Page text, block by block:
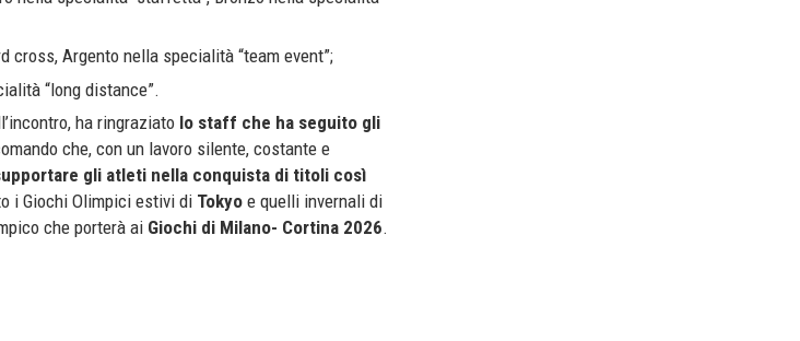
cross, Argento nella specialità “team event”;
“long distance”.
ha ringraziato lo staff che ha seguito gli
che, con un lavoro silente, costante e
gli atleti nella conquista di titoli così
i Giochi Olimpici estivi di Tokyo e quelli invernali di
che porterà ai Giochi di Milano- Cortina 2026.